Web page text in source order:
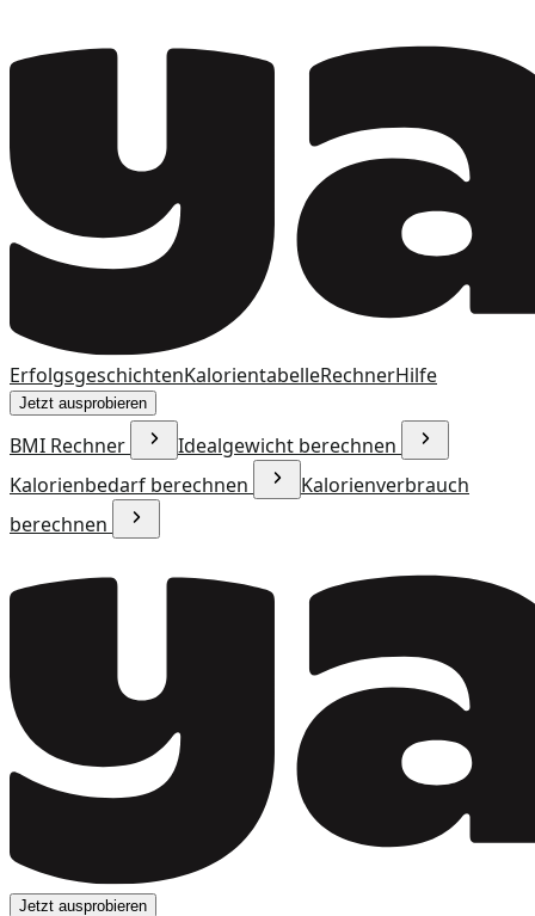
ErfolgsgeschichtenKalorientabelleRechnerHilfe
Jetzt ausprobieren
BMI Rechner
Idealgewicht berechnen
Kalorienbedarf berechnen
Kalorienverbrauch
berechnen
Jetzt ausprobieren